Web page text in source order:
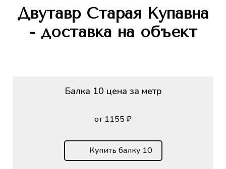
ДвутаврСтарая Купавна
- доставка на объект
Балка 10 цена за метр
от 1155 ₽
Купить балку 10